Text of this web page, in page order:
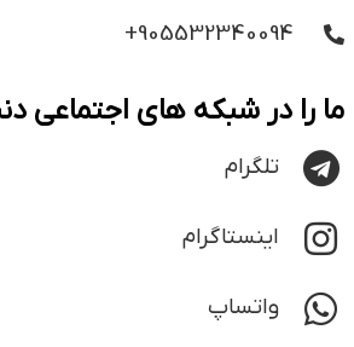
905532340094+
ما را در شبکه های اجتماعی
تلگرام
اینستاگرام
واتساپ